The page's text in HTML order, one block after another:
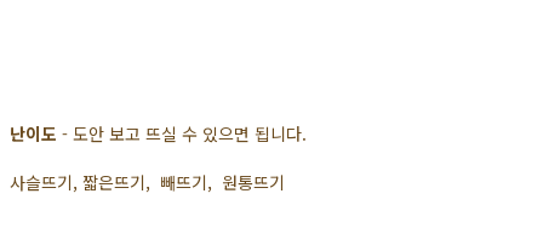
난이도 - 도안 보고 뜨실 수 있으면 됩니다.
사슬뜨기, 짧은뜨기, 빼뜨기, 원통뜨기